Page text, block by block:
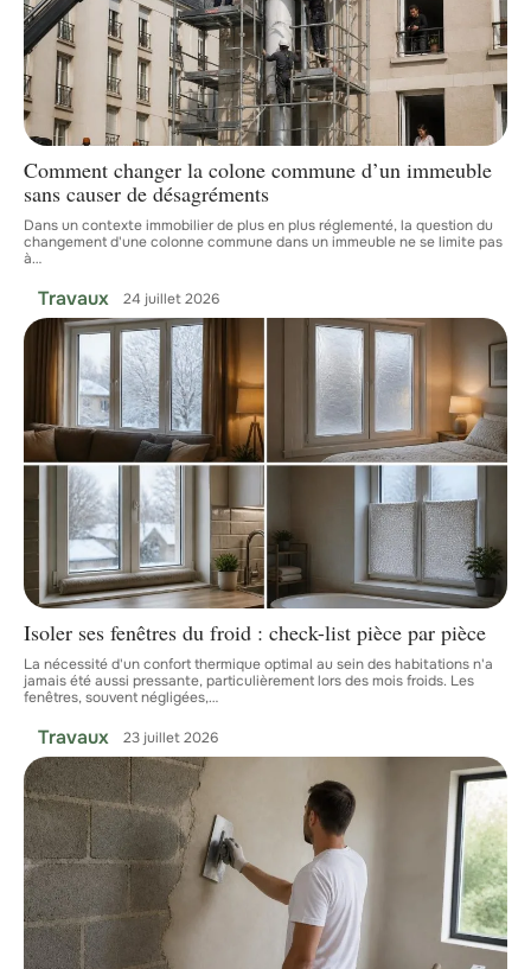
Comment changer la colone commune d’un immeuble
sans causer de désagréments
Dans un contexte immobilier de plus en plus réglementé, la question du
changement d'une colonne commune dans un immeuble ne se limite pas
à…
Travaux 24 juillet 2026
Isoler ses fenêtres du froid : check-list pièce par pièce
La nécessité d'un confort thermique optimal au sein des habitations n'a
jamais été aussi pressante, particulièrement lors des mois froids. Les
fenêtres, souvent négligées,…
Travaux 23 juillet 2026